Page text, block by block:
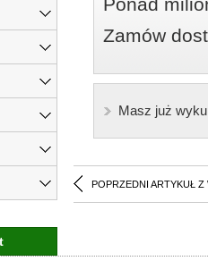
Zamów
Masz już
POPRZEDNI ARTYKUŁ Z